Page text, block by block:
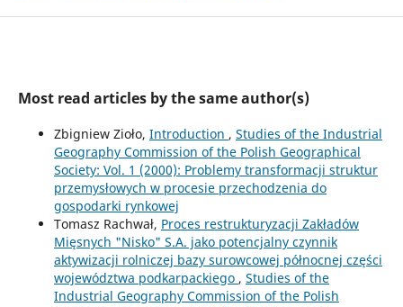
Most read articles by the same author(s)
Zbigniew Zioło, Introduction , Studies of the Industrial
Geography Commission of the Polish Geographical
Society: Vol. 1 (2000): Problemy transformacji struktur
przemysłowych w procesie przechodzenia do
gospodarki rynkowej
Tomasz Rachwał, Proces restrukturyzacji Zakładów
Mięsnych "Nisko" S.A. jako potencjalny czynnik
aktywizacji rolniczej bazy surowcowej północnej części
województwa podkarpackiego , Studies of the
Industrial Geography Commission of the Polish